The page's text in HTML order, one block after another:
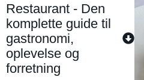
Restaurant - Den
komplette guide til
gastronomi,
oplevelse og
forretning